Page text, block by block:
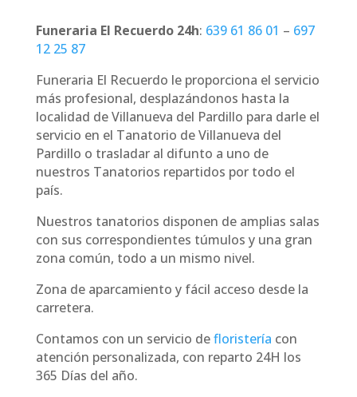
Funeraria El Recuerdo 24h: 639 61 86 01 – 697
12 25 87
Funeraria El Recuerdo le proporciona el servicio
más profesional, desplazándonos hasta la
localidad de Villanueva del Pardillo para darle el
servicio en el Tanatorio de Villanueva del
Pardillo o trasladar al difunto a uno de
nuestros Tanatorios repartidos por todo el
país.
Nuestros tanatorios disponen de amplias salas
con sus correspondientes túmulos y una gran
zona común, todo a un mismo nivel.
Zona de aparcamiento y fácil acceso desde la
carretera.
Contamos con un servicio defloristería con
atención personalizada, con reparto 24H los
365 Días del año.